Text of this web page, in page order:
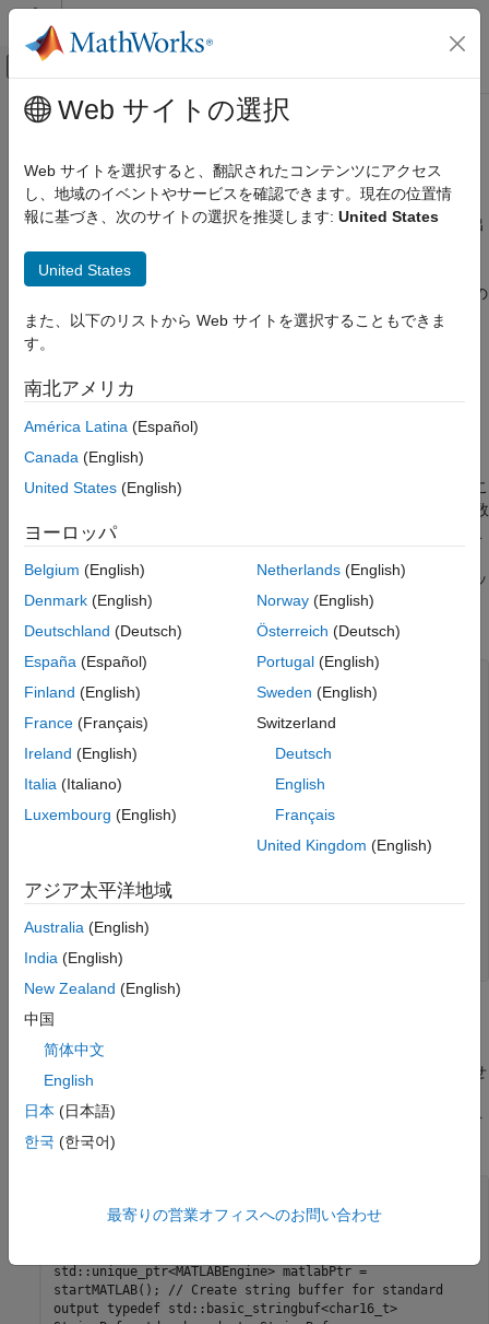
コンテンツへスキップ
オフキャンバス ナビゲーション メ
ドキュメンテーションのホーム
外部言語インターフェイス
MATLAB での C++
MATLAB コマンド ウィンドウの出力を C++
項目一覧
画面出力のリダイレクト
エラー出力のリダイレクト
参考
メインコンテンツ
MATLAB
コマンド ウィンドウの出
力を C++ にリダイレクト
MATLAB ®
は、エラー メッセージおよびステートメントからの出
は、文字列バッファーを使用してこの出力を取得し、
メンバー関数で返して、この
出力を C++ プログラムにリダイレクトする方法を示します。
ついては、 C++ エンジン アプリケーションをビルドするための
要件を参照してください。
画面出力のリダイレクト
この例では、MATLAB の 2 つのステートメントを評価します。こ
れらのステートメントは、MATLAB ワークスペースに 3 つの変数
を作成します。このコードが MATLAB 関数
ス変数が表示されます。
MATLABEngine::eval への呼び出しでバッ
ファーへのポインターを渡すことにより、文字列バッファーの
MATLAB 標準出力を取得します。
"MatlabEngine.hpp" #include <iostream> void
screenOutput() { using namespace matlab::engine; //
Start MATLAB engine synchronously
std::unique_ptr<MATLABEngine> matlabPtr =
variables matlabPtr->eval(u"[X,Y] =
meshgrid(-2:.2:2);"); matlabPtr->eval(u"Z = X.*exp(-
X.^2 - Y.^2);"); // Create string buffer for standard
output typedef std::basic_stringbuf<char16_t>
std::make_shared<StringBuf>(); // Display variables in
the MATLAB workspace matlabPtr->eval(u"whos", output);
// Display MATLAB output in C++ String output_ =
output.get()->str(); std::cout <<
convertUTF16StringToUTF8String(output_) << std::endl; }
エラー出力のリダイレクト
この例では、すべての変数を MATLAB ワークスペースから削除
した後で変数を参照することにより、MATLAB エラーを発生させ
ます。メンバー関数
ファーが try/catch コード ブロック内にあるエラー メッセージを
取得します。
"MatlabEngine.hpp" #include <iostream> void
std::unique_ptr<MATLABEngine> matlabPtr =
startMATLAB(); // Create string buffer for standard
output typedef std::basic_stringbuf<char16_t>
Web サイトの選択
Web サイトを選択すると、翻訳されたコンテンツにアクセス
し、地域のイベントやサービスを確認できます。現在の位置情
報に基づき、次のサイトの選択を推奨します: United States
United States
また、以下のリストから Web サイトを選択することもできま
す。
南北アメリカ
América Latina (Español)
Canada (English)
United States (English)
ヨーロッパ
Belgium (English)
Denmark (English)
Deutschland (Deutsch)
España (Español)
Finland (English)
France (Français)
Ireland (English)
Italia (Italiano)
Luxembourg (English)
Netherlands(English)
Norway(English)
Österreich (Deutsch)
Portugal(English)
Sweden (English)
Switzerland
Deutsch
English
Français
United Kingdom (English)
アジア太平洋地域
Australia (English)
India (English)
New Zealand (English)
中国
简体中文
English
日本 (日本語)
한국 (한국어)
最寄りの営業オフィスへのお問い合わせ